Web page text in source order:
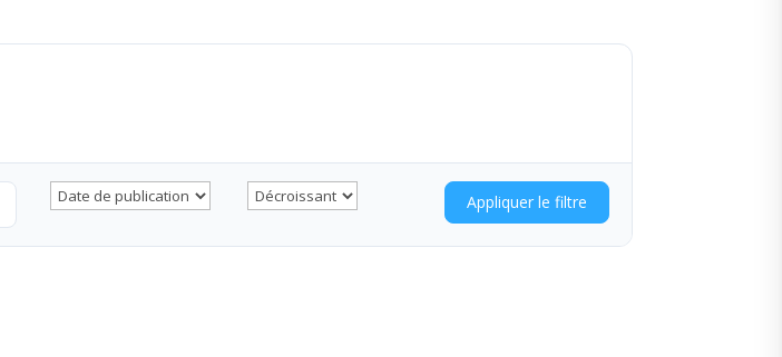
Appliquer le filtre